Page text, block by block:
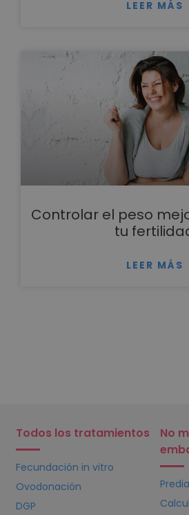
LEER MÁS
Controlar el peso
tu
LEER MÁS
Todos los tratamientos
Fecundación in vitro
Ovodonación
DGP
No